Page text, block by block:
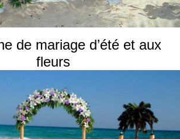
de mariage d’été et aux
fleurs